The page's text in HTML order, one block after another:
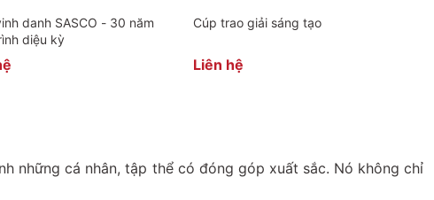
danh SASCO - 30 năm
diệu kỳ
Cúp trao giải sáng tạo
Liên hệ
những cá nhân, tập thể có đóng góp xuất sắc. Nó không chỉ